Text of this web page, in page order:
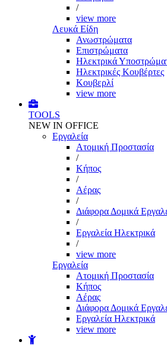
/
view more
Λευκά Είδη
Ανωστρώματα
Επιστρώματα
Ηλεκτρικά
Ηλεκτρικές Κουβέρτες
Κουβερλί
view more
TOOLS
NEW IN OFFICE
Εργαλεία
Aτομική Προστασία
/
Kήπος
/
Αέρας
/
Διάφορα Δομικά
/
Εργαλεία Ηλεκτρικά
/
view more
Εργαλεία
Aτομική Προστασία
Kήπος
Αέρας
Διάφορα Δομικά
Εργαλεία Ηλεκτρικά
view more